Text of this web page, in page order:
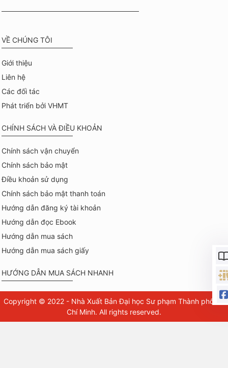
VỀ CHÚNG TÔI
Giới thiệu
Liên hệ
Các đối tác
Phát triển bởi VHMT
CHÍNH SÁCH VÀ ĐIỀU KHOẢN
Chính sách vận chuyển
Chính sách bảo mật
Điều khoản sử dụng
Chính sách bảo mật thanh toán
Hướng dẫn đăng ký tài khoản
Hướng dẫn đọc Ebook
Hướng dẫn mua sách
Hướng dẫn mua sách giấy
HƯỚNG DẪN MUA SÁCH NHANH
Copyright © 2022 - Nhà Xuất Bản Đại học Sư phạm Thành phố Hồ
Chí Minh. All rights reserved.